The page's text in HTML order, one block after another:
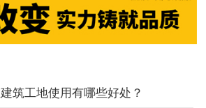
筑工地使用有哪些好处？